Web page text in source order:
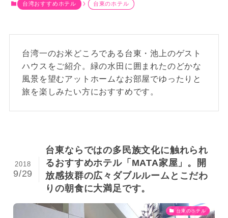
台湾おすすめホテル 台東のホテル
台湾一のお米どころである台東・池上のゲスト
ハウスをご紹介。緑の水田に囲まれたのどかな
風景を望むアットホームなお部屋でゆったりと
旅を楽しみたい方におすすめです。
台東ならではの多民族文化に触れられ
るおすすめホテル「MATA家屋」。開
放感抜群の広々ダブルルームとこだわ
りの朝食に大満足です。
2018
9/29
台東のホテル